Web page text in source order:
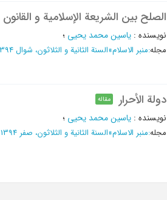
الصلح بین الشریعة الإسلامیة و القانون
نویسنده : یاسین محمد یحیی ؛
مجله:منبر الاسلام»السنة الثانیة و الثلاثون، شوال 1394 - العدد 10
دولة الأحرار مقاله
نویسنده : یاسین محمد یحیی ؛
مجله:منبر الاسلام»السنة الثانیة و الثلاثون، صفر 1394 - العدد 2